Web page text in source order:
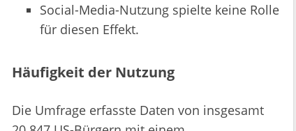
Social-Media-Nutzung spielte keine Rolle
für diesen Effekt.
Häufigkeit der Nutzung
Die Umfrage erfasste Daten von insgesamt